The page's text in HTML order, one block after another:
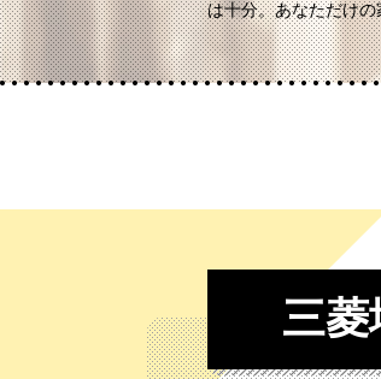
は十分。あなただけ
三